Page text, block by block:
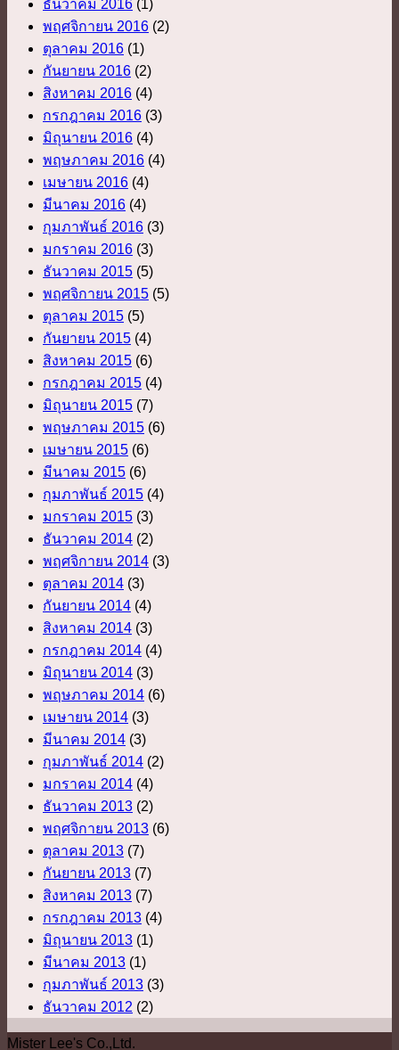
ธันวาคม 2016 (1)
พฤศจิกายน 2016 (2)
ตุลาคม 2016 (1)
กันยายน 2016 (2)
สิงหาคม 2016 (4)
กรกฎาคม 2016 (3)
มิถุนายน 2016 (4)
พฤษภาคม 2016 (4)
เมษายน 2016 (4)
มีนาคม 2016 (4)
กุมภาพันธ์ 2016 (3)
มกราคม 2016 (3)
ธันวาคม 2015 (5)
พฤศจิกายน 2015 (5)
ตุลาคม 2015 (5)
กันยายน 2015 (4)
สิงหาคม 2015 (6)
กรกฎาคม 2015 (4)
มิถุนายน 2015 (7)
พฤษภาคม 2015 (6)
เมษายน 2015 (6)
มีนาคม 2015 (6)
กุมภาพันธ์ 2015 (4)
มกราคม 2015 (3)
ธันวาคม 2014 (2)
พฤศจิกายน 2014 (3)
ตุลาคม 2014 (3)
กันยายน 2014 (4)
สิงหาคม 2014 (3)
กรกฎาคม 2014 (4)
มิถุนายน 2014 (3)
พฤษภาคม 2014 (6)
เมษายน 2014 (3)
มีนาคม 2014 (3)
กุมภาพันธ์ 2014 (2)
มกราคม 2014 (4)
ธันวาคม 2013 (2)
พฤศจิกายน 2013 (6)
ตุลาคม 2013 (7)
กันยายน 2013 (7)
สิงหาคม 2013 (7)
กรกฎาคม 2013 (4)
มิถุนายน 2013 (1)
มีนาคม 2013 (1)
กุมภาพันธ์ 2013 (3)
ธันวาคม 2012 (2)
Mister Lee's Co.,Ltd.